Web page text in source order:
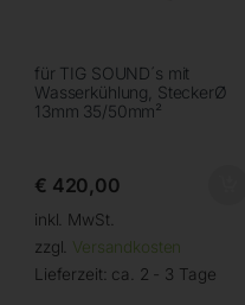
für TIG SOUND´s mit
Wasserkühlung, SteckerØ
13mm 35/50mm²
€ 420,00
inkl. MwSt.
zzgl. Versandkosten
Lieferzeit: ca. 2 - 3 Tage